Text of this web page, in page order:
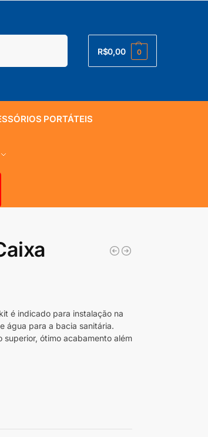
R$0,00 0
PORTÁTEIS
é indicado para instalação na
água para a bacia sanitária.
ótimo acabamento além